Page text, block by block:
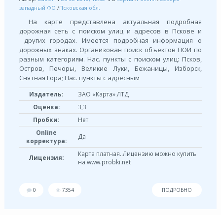
западный ФО /Псковская обл.
На карте представлена актуальная подробная
дорожная сеть с поиском улиц и адресов в Пскове и
других городах. Имеется подробная информация о
дорожных знаках. Организован поиск объектов ПОИ по
разным категориям. Нас. пункты с поиском улиц: Псков,
Остров, Печоры, Великие Луки, Бежаницы, Изборск,
Снятная Гора; Нас. пункты с адресным
Издатель:
ЗАО «Карта» ЛТД
Оценка:
3,3
Пробки:
Нет
Online
корректура:
Да
Лицензия:
Карта платная. Лицензию можно купить
на www.probki.net
0 7354 ПОДРОБНО